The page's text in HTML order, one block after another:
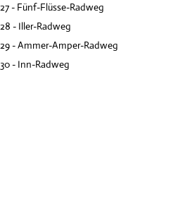
27 - Fünf-Flüsse-Radweg
28 - Iller-Radweg
29 - Ammer-Amper-Radweg
30 - Inn-Radweg